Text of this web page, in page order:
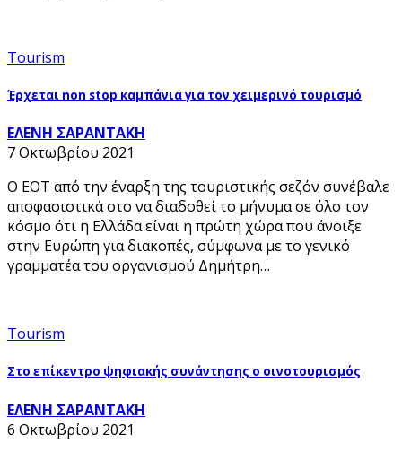
Tourism
Έρχεται non stop καμπάνια για τον χειμερινό τουρισμό
ΕΛΕΝΗ ΣΑΡΑΝΤΑΚΗ
7 Οκτωβρίου 2021
Ο ΕΟΤ από την έναρξη της τουριστικής σεζόν συνέβαλε
αποφασιστικά στο να διαδοθεί το μήνυμα σε όλο τον
κόσμο ότι η Ελλάδα είναι η πρώτη χώρα που άνοιξε
στην Ευρώπη για διακοπές, σύμφωνα με το γενικό
γραμματέα του οργανισμού Δημήτρη…
Tourism
Στο επίκεντρο ψηφιακής συνάντησης ο οινοτουρισμός
ΕΛΕΝΗ ΣΑΡΑΝΤΑΚΗ
6 Οκτωβρίου 2021